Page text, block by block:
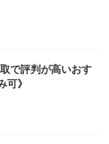
で評判が高いおす
可》